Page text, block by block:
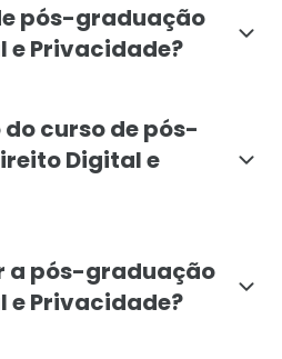
pós-graduação
e Privacidade?
curso de pós-
Digital e
a pós-graduação
e Privacidade?